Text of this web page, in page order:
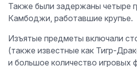
Также были задержаны четыре
Камбоджи, работавшие крупье.
Изъятые предметы включали
(также известные как Тигр-
и большое количество игровых